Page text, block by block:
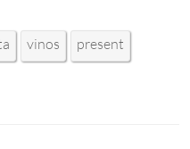
vinos
present